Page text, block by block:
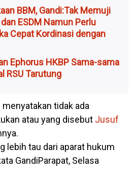
BBM, Gandi:Tak Memuji
ESDM Namun Perlu
Cepat Kordinasi dengan
Ephorus HKBP Sama-sama
RSU Tarutung
tidak ada
atau yang disebut Jusuf
lebih tau dari aparat hukum
GandiParapat, Selasa